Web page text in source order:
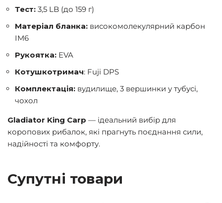
Тест: 3,5 LB (до 159 г)
Матеріал бланка: високомолекулярний карбон
IM6
Рукоятка: EVA
Котушкотримач: Fuji DPS
Комплектація: вудилище, 3 вершинки у тубусі,
чохол
Gladiator King Carp — ідеальний вибір для
коропових рибалок, які прагнуть поєднання сили,
надійності та комфорту.
Супутні товари